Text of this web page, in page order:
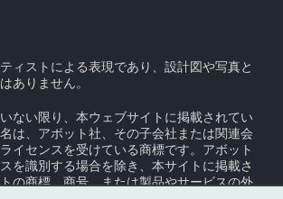
ィストによる表現であり、設計図や写真と
ありません。
ない限り、本ウェブサイトに掲載されてい
は、アボット社、その子会社または関連会
イセンスを受けている商標です。アボット
を識別する場合を除き、本サイトに掲載さ
の商標、商号、または製品やサービスの外